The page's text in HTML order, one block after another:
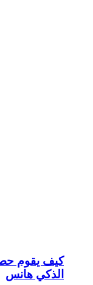
كيف يقوم
الذكي هانس